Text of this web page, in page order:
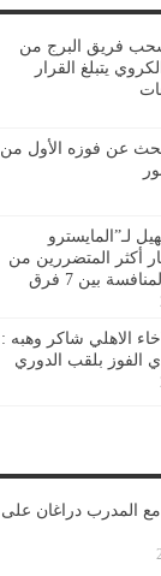
فريق البرج من
يتبلغ القرار
عن فوزه الأول من
لـ”المايسترو
أكثر المتضررين من
بين 7 فرق
الاهلي شاكر وهبه :
الفوز بلقب الدوري
المدرب دراغان على